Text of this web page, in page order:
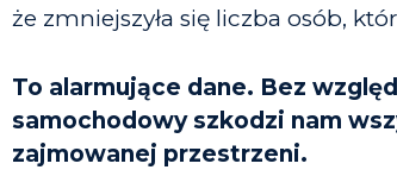
że zmniejszyła się liczba osób,
To alarmujące dane. Bez
samochodowy szkodzi nam
zajmowanej przestrzeni.